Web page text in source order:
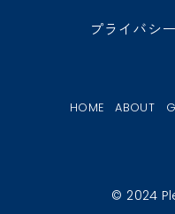
プライバシ
HOME ABOUT
© 2024